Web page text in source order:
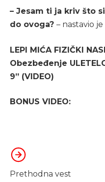
– Jesam ti ja kriv što
do ovoga? – nastavio
LEPI MIĆA FIZIČKI
Obezbeđenje
9” (VIDEO)
BONUS VIDEO:
Prethodna vest